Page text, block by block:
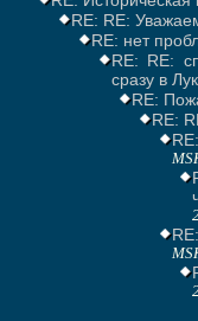
RE: RE:
RE: нет
RE: RE:
сразу в
RE:
RE: